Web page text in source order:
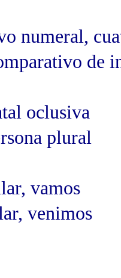
numeral,
de
oclusiva
plural
vamos
venimos